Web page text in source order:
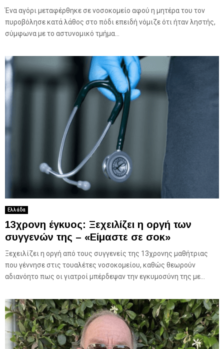
Ένα αγόρι μεταφέρθηκε σε νοσοκομείο αφού η μητέρα του τον
πυροβόλησε κατά λάθος στο πόδι επειδή νόμιζε ότι ήταν ληστής,
σύμφωνα με το αστυνομικό τμήμα...
Ελλάδα
13χρονη έγκυος: Ξεχειλίζει η οργή των
συγγενών της – «Είμαστε σε σοκ»
Ξεχειλίζει η οργή από τους συγγενείς της 13χρονης μαθήτριας
που γέννησε στις τουαλέτες νοσοκομείου, καθώς θεωρούν
αδιανόητο πως οι γιατροί μπέρδεψαν την εγκυμοσύνη της με...